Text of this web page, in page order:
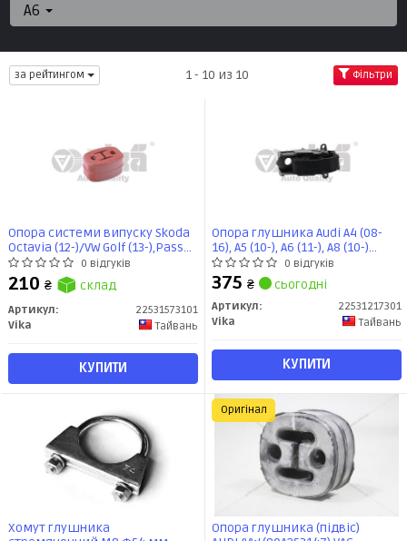
A6
за рейтингом 1 - 10 из 10 Фільтри
Опора системи випуску Skoda
Octavia (12-)/VW Golf (13-),Passat
(14-)/Audi A6 (04-11)
(22531573101) vika
0 відгуків
210 ₴ склад
Артикул:
22531573101
Vika
Тайвань
КУПИТИ
Опора глушника Audi A4 (08-
16), A5 (10-), A6 (11-), A8 (10-)
(22531217301) VIKA
0 відгуків
375 ₴ сьогодні
Артикул:
22531217301
Vika
Тайвань
КУПИТИ
Хомут глушника
Опора глушника (підвіс)
Оригінал